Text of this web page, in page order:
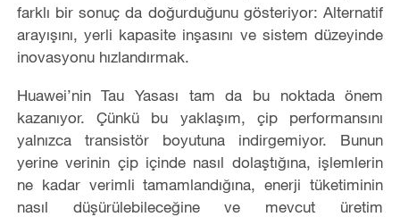
farklı bir sonuç da doğurduğunu gösteriyor: Alternatif
arayışını, yerli kapasite inşasını ve sistem düzeyinde
inovasyonu hızlandırmak.
Huawei’nin Tau Yasası tam da bu noktada önem
kazanıyor. Çünkü bu yaklaşım, çip performansını
yalnızca transistör boyutuna indirgemiyor. Bunun
yerine verinin çip içinde nasıl dolaştığına, işlemlerin
ne kadar verimli tamamlandığına, enerji tüketiminin
nasıl düşürülebileceğine ve mevcut üretim